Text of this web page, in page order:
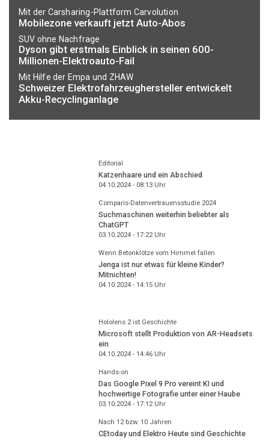
Mit der Carsharing-Plattform Carvolution
Mobilezone verkauft jetzt Auto-Abos
SUV ohne Nachfrage
Dyson gibt erstmals Einblick in seinen 600-
Millionen-Elektroauto-Fail
Mit Hilfe der Empa und ZHAW
Schweizer Elektrofahrzeughersteller entwickelt
Akku-Recyclinganlage
Editorial
Katzenhaare und ein Abschied
04.10.2024 - 08:13Uhr
Comparis-Datenvertrauensstudie 2024
Suchmaschinen weiterhin beliebter als
ChatGPT
03.10.2024 - 17:22Uhr
Wenn Betonklötze vom Himmel fallen
Jenga ist nur etwas für kleine Kinder?
Mitnichten!
04.10.2024 - 14:15Uhr
Hololens 2 ist Geschichte
Microsoft stellt Produktion von AR-Headsets
ein
04.10.2024 - 14:46Uhr
Hands-on
Das Google Pixel 9 Pro vereint KI und
hochwertige Fotografie unter einer Haube
03.10.2024 - 17:12Uhr
Nach 12 bzw. 10 Jahren
CEtoday und Elektro Heute sind Geschichte